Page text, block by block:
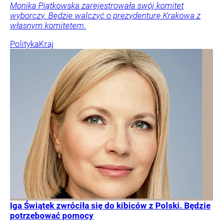
Monika Piątkowska zarejestrowała swój komitet
wyborczy. Będzie walczyć o prezydenturę Krakowa z
własnym komitetem.
PolitykaKraj
Iga Świątek zwróciła się do kibiców z Polski. Będzie
potrzebować pomocy